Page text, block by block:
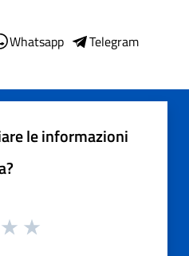
Whatsapp
Telegram
le informazioni